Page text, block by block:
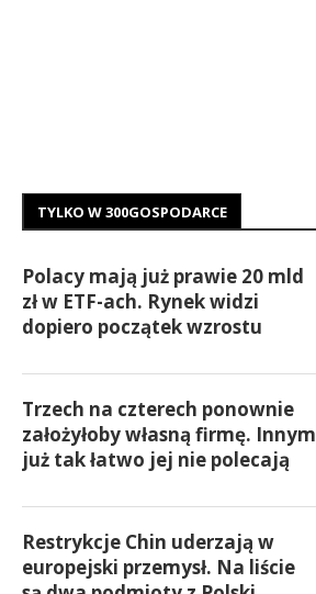
TYLKO W 300GOSPODARCE
Polacy mają już prawie 20 mld
zł w ETF-ach. Rynek widzi
dopiero początek wzrostu
Trzech na czterech ponownie
założyłoby własną firmę. Innym
już tak łatwo jej nie polecają
Restrykcje Chin uderzają w
europejski przemysł. Na liście